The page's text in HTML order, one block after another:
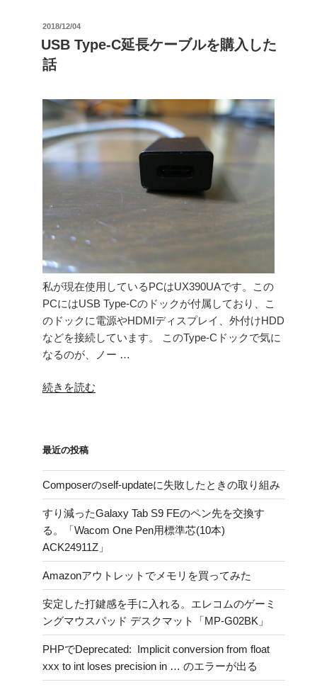
コ
ネ
ク
の
ハ
ブ
「DesertWest
USB
ブ
9
in1
USB
c」
で
UX390UA
を
拡
投
稿
日:
2018/12/04
USB Type-C延長ケーブルを購入した
話
私が現在使用しているPCはUX390UAです。この
PCにはUSB Type-Cのドックが付属しており、こ
のドックに電源やHDMIディスプレイ、外付けHDD
などを接続しています。 このType-Cドックで気に
なるのが、ノー …
“USB
長
ケ
ー
ブ
ル
入
し
た
話”
続きを読む
最近の投稿
Composerのself-updateに失敗したときの取り組み
すり減ったGalaxy Tab S9 FEのペン先を交換す
る。「Wacom One Pen用標準芯(10本)
ACK24911Z」
Amazonアウトレットでメモリを買ってみた
安定した打鍵感を手に入れる。エレコムのゲーミ
ングマウスパッド デスクマット「MP-G02BK」
PHPでDeprecated: Implicit conversion from float
xxx to int loses precision in … のエラーが出る